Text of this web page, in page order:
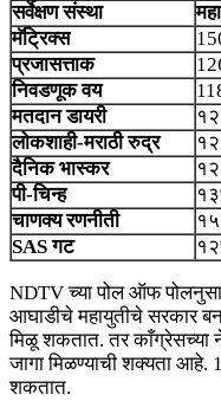
सर्वेक्षण संस्था
मॅट्रिक्स
प्रजासत्ताक
निवडणूक वय
मतदान डायरी
लोकशाही-मराठी रुद्र
दैनिक भास्कर
पी-चिन्ह
चाणक्य रणनीती
SAS गट
NDTV च्या पोल ऑफ
आघाडीचे महायुतीचे सरकार
मिळू शकतात. तर काँग्रेसच्या
जागा मिळण्याची शक्यता आहे.
शकतात.